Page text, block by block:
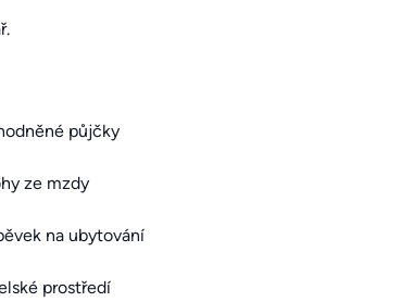
půjčky
ze mzdy
na ubytování
prostředí